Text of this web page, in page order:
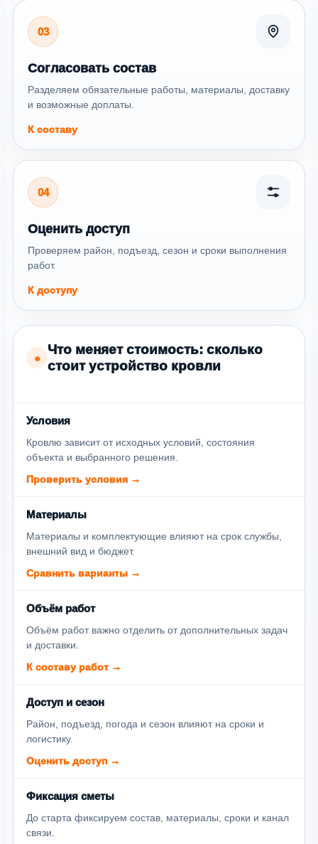
03
Согласовать состав
Разделяем обязательные работы, материалы, доставку
и возможные доплаты.
К составу
04
Оценить доступ
Проверяем район, подъезд, сезон и сроки выполнения
работ.
К доступу
●
Что меняет стоимость: сколько
стоит устройство кровли
Условия
Кровлю зависит от исходных условий, состояния
объекта и выбранного решения.
Проверить условия →
Материалы
Материалы и комплектующие влияют на срок службы,
внешний вид и бюджет.
Сравнить варианты →
Объём работ
Объём работ важно отделить от дополнительных задач
и доставки.
К составу работ →
Доступ и сезон
Район, подъезд, погода и сезон влияют на сроки и
логистику.
Оценить доступ →
Фиксация сметы
До старта фиксируем состав, материалы, сроки и канал
связи.